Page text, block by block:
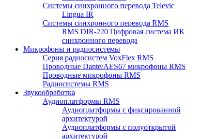
Системы синхронного перевода Televic
Lingua IR
Системы синхронного перевода RMS
RMS DIR-220 Цифровая система ИК
синхронного перевода
Микрофоны и радиосистемы
Серия радиосистем VoxFlex RMS
Проводные Dante/AES67 микрофоны RMS
Проводные микрофоны RMS
Радиосистемы RMS
Звукообработка
Аудиоплатформы RMS
Аудиоплатформы с фиксированной
архитектурой
Аудиоплатформы с полуоткрытой
архитектурой